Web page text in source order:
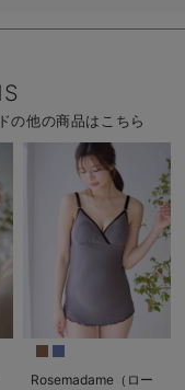
の他の商品はこちら
Rosemadame（ロー